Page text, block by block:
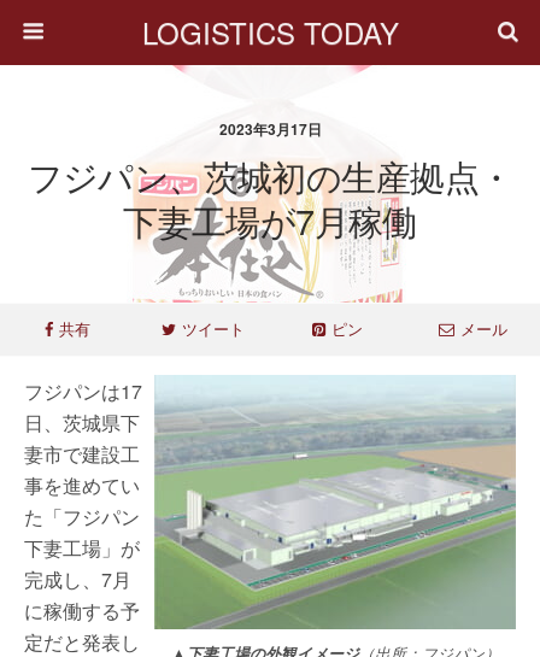
LOGISTICS TODAY
2023年3月17日
フジパン、茨城初の生産拠点・
下妻工場が7月稼働
共有 ツイート ピン メール
フジパンは17
日、茨城県下
妻市で建設工
事を進めてい
た「フジパン
下妻工場」が
完成し、7月
に稼働する予
定だと発表し